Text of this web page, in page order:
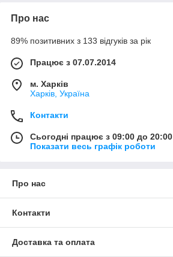
Про нас
89% позитивних з 133 відгуків за рік
Працює з 07.07.2014
м. Харків
Харків, Україна
Контакти
Сьогодні працює з 09:00 до 20:00
Показати весь графік роботи
Про нас
Контакти
Доставка та оплата